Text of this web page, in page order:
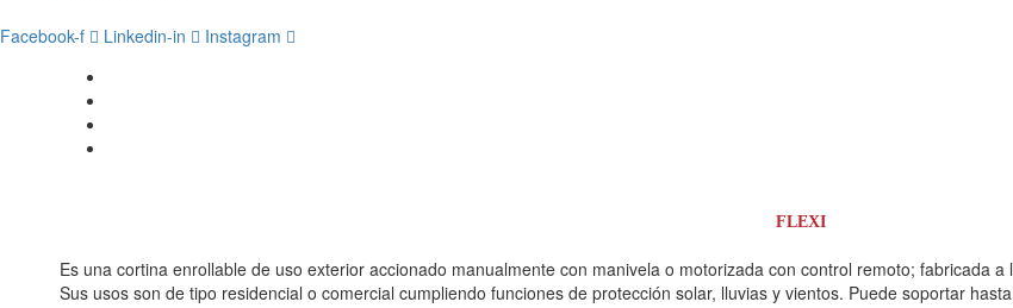
Facebook-f Linkedin-in Instagram
FLEXI
Es una cortina enrollable de uso exterior accionado manualmente con manivela o motorizada con control remoto; fabricada
Sus usos son de tipo residencial o comercial cumpliendo funciones de protección solar, lluvias y vientos. Puede soportar